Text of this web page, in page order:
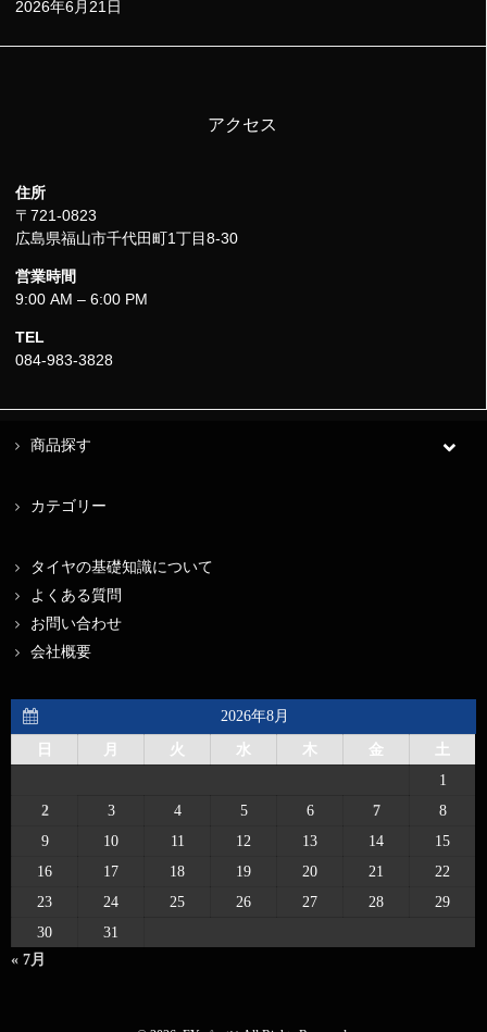
2026年6月21日
アクセス
住所
〒721-0823
広島県福山市千代田町1丁目8-30
営業時間
9:00 AM – 6:00 PM
TEL
084-983-3828
商品探す
カテゴリー
タイヤの基礎知識について
よくある質問
お問い合わせ
会社概要
2026年8月
日 月 火 水 木 金
土
1
2
3 4 5 6 7
8
9
10 11 12 13 14
15
16
17 18 19 20 21
22
23
24 25 26 27 28
29
30
31
« 7月